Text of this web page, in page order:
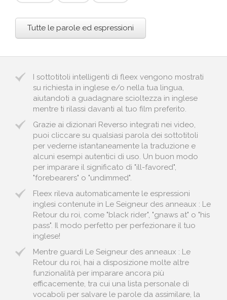
Tutte le parole ed espressioni
I sottotitoli intelligenti di fleex vengono mostrati
su richiesta in inglese e/o nella tua lingua,
aiutandoti a guadagnare scioltezza in inglese
mentre ti rilassi davanti al tuo film preferito.
Grazie ai dizionari Reverso integrati nei video,
puoi cliccare su qualsiasi parola dei sottotitoli
per vederne istantaneamente la traduzione e
alcuni esempi autentici di uso. Un buon modo
per imparare il significato di "ill-favored",
"forebearers" o "undimmed".
Fleex rileva automaticamente le espressioni
inglesi contenute in Le Seigneur des anneaux : Le
Retour du roi, come "black rider", "gnaws at" o "his
pass". Il modo perfetto per perfezionare il tuo
inglese!
Mentre guardi Le Seigneur des anneaux : Le
Retour du roi, hai a disposizione molte altre
funzionalità per imparare ancora più
efficacemente, tra cui una lista personale di
vocaboli per salvare le parole da assimilare, la